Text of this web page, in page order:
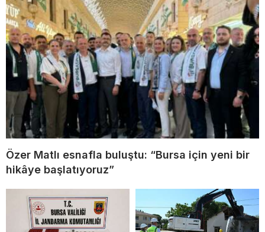
Özer Matlı esnafla buluştu: “Bursa için yeni bir
hikâye başlatıyoruz”